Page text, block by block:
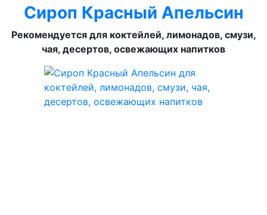
Сироп Красный Апельсин
Рекомендуется для коктейлей, лимонадов, смузи,
чая, десертов, освежающих напитков